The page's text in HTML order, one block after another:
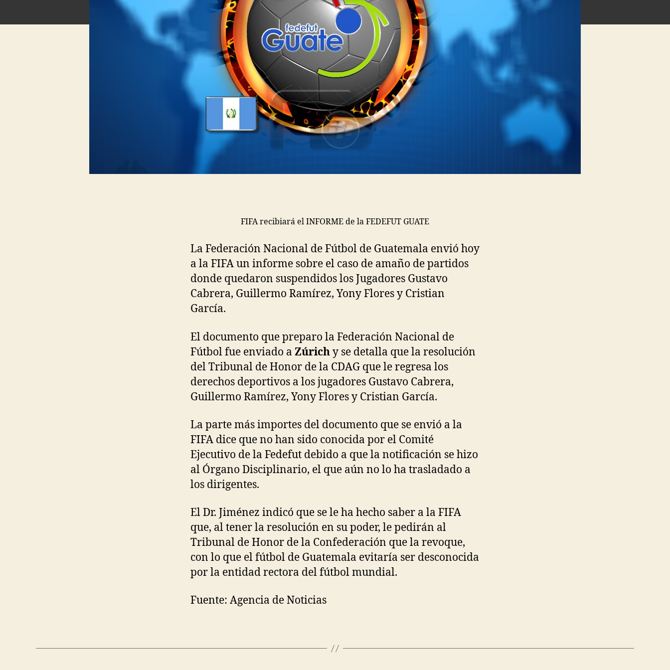
FIFA recibiará el INFORME de la FEDEFUT GUATE
La Federación Nacional de Fútbol de Guatemala envió hoy
a la FIFA un informe sobre el caso de amaño de partidos
donde quedaron suspendidos los Jugadores Gustavo
Cabrera, Guillermo Ramírez, Yony Flores y Cristian
García.
El documento que preparo la Federación Nacional de
Fútbol fue enviado a Zúrichy se detalla que la resolución
del Tribunal de Honor de la CDAG que le regresa los
derechos deportivos a los jugadores Gustavo Cabrera,
Guillermo Ramírez, Yony Flores y Cristian García.
La parte más importes del documento que se envió a la
FIFA dice que no han sido conocida por el Comité
Ejecutivo de la Fedefut debido a que la notificación se hizo
al Órgano Disciplinario, el que aún no lo ha trasladado a
los dirigentes.
El Dr. Jiménez indicó que se le ha hecho saber a la FIFA
que, al tener la resolución en su poder, le pedirán al
Tribunal de Honor de la Confederación que la revoque,
con lo que el fútbol de Guatemala evitaría ser desconocida
por la entidad rectora del fútbol mundial.
Fuente: Agencia de Noticias